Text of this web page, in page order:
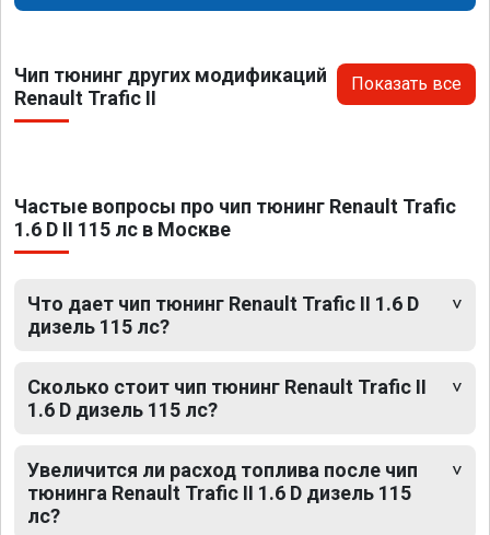
Чип тюнинг других модификаций
Renault Trafic II
Показать все
Частые вопросы про чип тюнинг Renault Trafic
1.6 D II 115 лс в Москве
Что дает чип тюнинг Renault Trafic II 1.6 D
дизель 115 лс?
Сколько стоит чип тюнинг Renault Trafic II
1.6 D дизель 115 лс?
Увеличится ли расход топлива после чип
тюнинга Renault Trafic II 1.6 D дизель 115
лс?